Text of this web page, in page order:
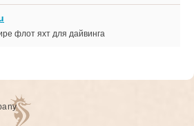
флот яхт для дайвинга